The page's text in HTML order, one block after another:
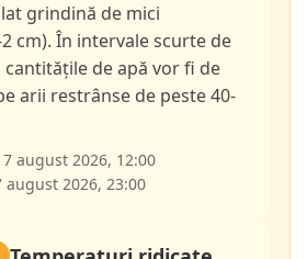
grindină de mici
cm). În intervale scurte de
cantitățile de apă vor fi de
arii restrânse de peste 40-
august 2026, 12:00
august 2026, 23:00